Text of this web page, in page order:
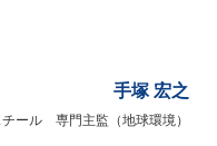
手塚 宏之
ール 専門主監（地球環境）